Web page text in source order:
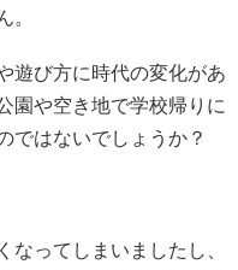
。
遊び方に時代の変化があ
園や空き地で学校帰りに
ではないでしょうか？
なってしまいましたし、